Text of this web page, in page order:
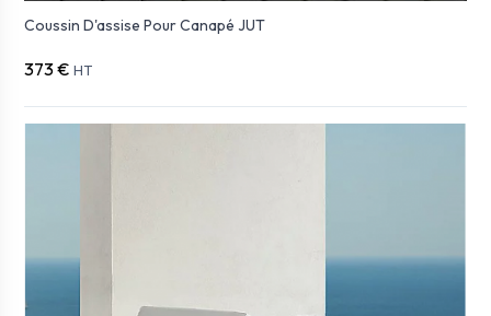
Coussin D'assise Pour Canapé JUT
373 € HT